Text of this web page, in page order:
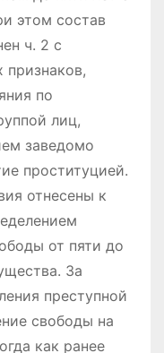
этом состав
ч. 2 с
по
лиц,
заведомо
проституцией.
отнесены к
от пяти до
За
преступной
свободы на
как ранее